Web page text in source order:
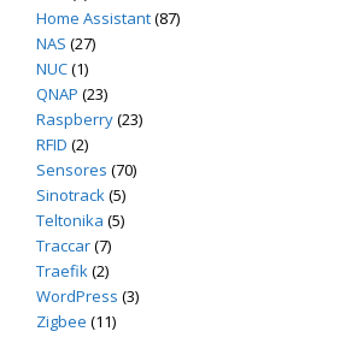
Home Assistant(87)
NAS (27)
NUC(1)
QNAP (23)
Raspberry(23)
RFID (2)
Sensores (70)
Sinotrack(5)
Teltonika (5)
Traccar(7)
Traefik(2)
WordPress (3)
Zigbee (11)